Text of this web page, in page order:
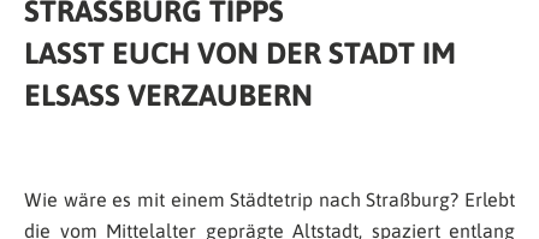
STRASSBURG TIPPS
LASST EUCH VON DER STADT IM
ELSASS VERZAUBERN
Wie wäre es mit einem Städtetrip nach Straßburg? Erlebt
die vom Mittelalter geprägte Altstadt, spaziert entlang